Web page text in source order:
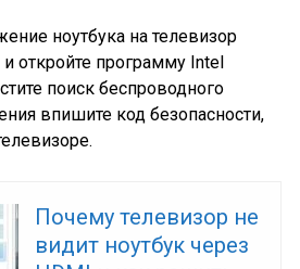
ноутбука на телевизор
и откройте программу Intel
поиск беспроводного
впишите код безопасности,
Почему телевизор не
видит ноутбук через